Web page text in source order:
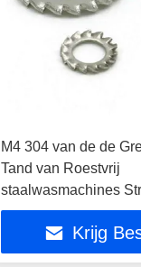
M4 304 van de de
Tand van Roestvrij
staalwasmachines
het
Krijg